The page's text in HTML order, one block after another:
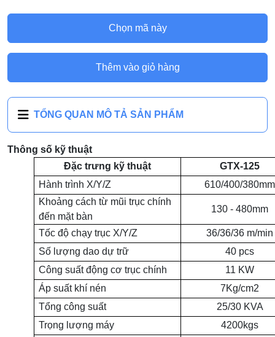
Chọn mã này
Thêm vào giỏ hàng
TỔNG QUAN MÔ TẢ SẢN PHẨM
Thông số kỹ thuật
Đặc trưng kỹ thuật
GTX-125
Hành trình X/Y/Z
610/400/380mm
Khoảng cách từ mũi trục chính
đến mặt bàn
130 - 480mm
Tốc độ chạy trục X/Y/Z
36/36/36 m/min
Số lượng dao dự trữ
40 pcs
Công suất động cơ trục chính
11 KW
Áp suất khí nén
7Kg/cm2
Tổng công suất
25/30 KVA
Trọng lượng máy
4200kgs